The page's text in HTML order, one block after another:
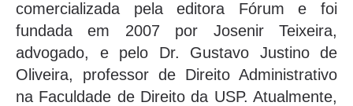
comercializada pela editora Fórum e foi
fundada em 2007 por Josenir Teixeira,
advogado, e pelo Dr. Gustavo Justino de
Oliveira, professor de Direito Administrativo
na Faculdade de Direito da USP. Atualmente,